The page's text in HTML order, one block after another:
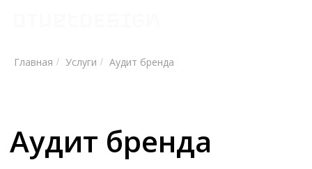
Главная / Услуги / Аудит бренда
Аудит бренда подразумевает
исследование восприятия марки
аудиториями и её положения на рынке.